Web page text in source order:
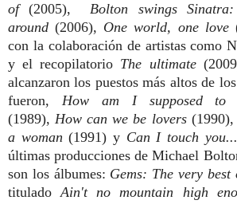
of(2005),
Bolton swings
around (2006), One world, one love
con la colaboración de artistas como
y el recopilatorio The ultimate
alcanzaron los puestos más altos de
fueron, How am I supposed to
(1989),How can webe lovers
a woman(1991) y Can I touch
últimas producciones de Michael
son los álbumes: Gems: The very
tituladoAin't no mountain high